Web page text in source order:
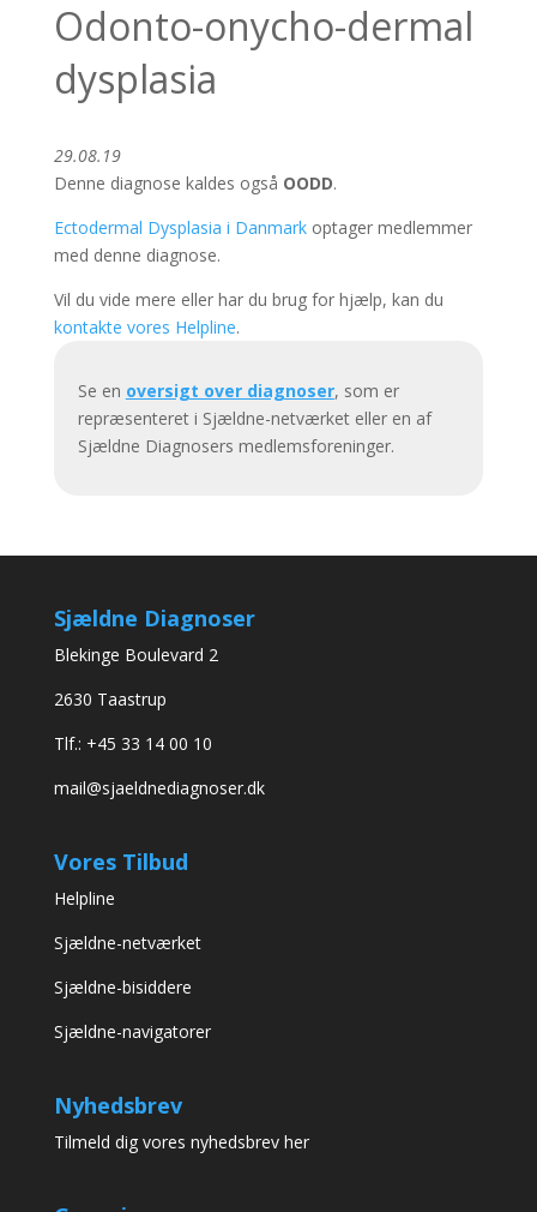
Odonto-onycho-dermal
dysplasia
29.08.19
Denne diagnose kaldes også OODD.
Ectodermal Dysplasia i Danmarkoptager medlemmer
med denne diagnose.
Vil du vide mere eller har du brug for hjælp, kan du
kontakte vores Helpline.
Se en oversigt over diagnoser, som er
repræsenteret i Sjældne-netværket eller en af
Sjældne Diagnosers medlemsforeninger.
Sjældne Diagnoser
Blekinge Boulevard 2
2630 Taastrup
Tlf.: +45 33 14 00 10
mail@sjaeldnediagnoser.dk
Vores Tilbud
Helpline
Sjældne-netværket
Sjældne-bisiddere
Sjældne-navigatorer
Nyhedsbrev
Tilmeld dig vores nyhedsbrev her